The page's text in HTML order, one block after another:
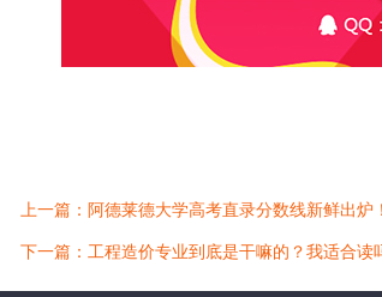
上一篇：阿德莱德大学高考直录分数线新鲜出炉！
下一篇：工程造价专业到底是干嘛的？我适合读